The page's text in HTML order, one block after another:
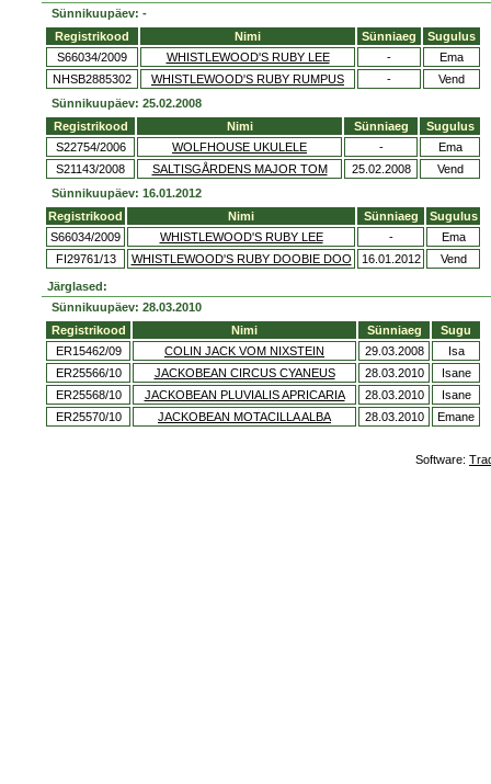
Sünnikuupäev: -
Registrikood
Nimi Sünniaeg
Sugulus
S66034/2009
WHISTLEWOOD'S RUBY LEE -
Ema
NHSB2885302
WHISTLEWOOD'S RUBY RUMPUS -
Vend
Sünnikuupäev: 25.02.2008
Registrikood
Nimi Sünniaeg
Sugulus
S22754/2006
WOLFHOUSE UKULELE -
Ema
S21143/2008
SALTISGÅRDENS MAJOR TOM 25.02.2008
Vend
Sünnikuupäev: 16.01.2012
Registrikood
Nimi Sünniaeg
Sugulus
S66034/2009
WHISTLEWOOD'S RUBY LEE -
Ema
FI29761/13
WHISTLEWOOD'S RUBY DOOBIE DOO 16.01.2012 Vend
Järglased:
Sünnikuupäev: 28.03.2010
Registrikood
Nimi Sünniaeg
Sugu
ER15462/09
COLIN JACK VOM NIXSTEIN 29.03.2008
Isa
ER25566/10
JACKOBEAN CIRCUS CYANEUS 28.03.2010
Isane
ER25568/10
JACKOBEAN PLUVIALIS APRICARIA 28.03.2010
Isane
ER25570/10
JACKOBEAN MOTACILLA ALBA 28.03.2010 Emane
Software: